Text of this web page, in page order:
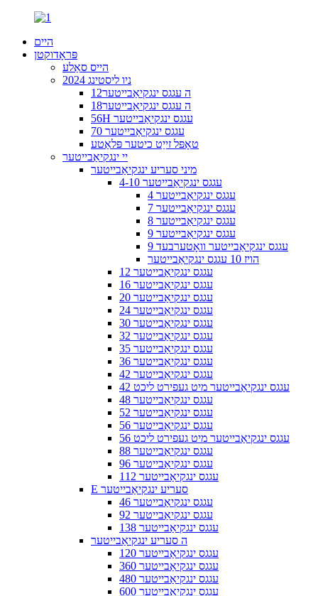
היים
פּראָדוקטן
הייס סאַלע
2024 ניו ליסטינג
12ה עגגס ינגקיאַבייטער
18ה עגגס ינגקיאַבייטער
56H עגגס ינגקיאַבייטער
70 עגגס ינגקיאַבייטער
טאָפּל זייַט כיטער פּלאַטע
יי ינגקיאַבייטער
מיני סעריע ינגקיאַבייטער
4-10 עגגס ינגקיאַבייטער
4 עגגס ינגקיאַבייטער
7 עגגס ינגקיאַבייטער
8 עגגס ינגקיאַבייטער
9 עגגס ינגקיאַבייטער
9 עגגס ינגקיאַבייטער וואָטערבעד
הויז 10 עגגס ינגקיאַבייטער
12 עגגס ינגקיאַבייטער
16 עגגס ינגקיאַבייטער
20 עגגס ינגקיאַבייטער
24 עגגס ינגקיאַבייטער
30 עגגס ינגקיאַבייטער
32 עגגס ינגקיאַבייטער
35 עגגס ינגקיאַבייטער
36 עגגס ינגקיאַבייטער
42 עגגס ינגקיאַבייטער
42 עגגס ינגקיאַבייטער מיט געפירט ליכט
48 עגגס ינגקיאַבייטער
52 עגגס ינגקיאַבייטער
56 עגגס ינגקיאַבייטער
56 עגגס ינגקיאַבייטער מיט געפירט ליכט
88 עגגס ינגקיאַבייטער
96 עגגס ינגקיאַבייטער
112 עגגס ינגקיאַבייטער
E סעריע ינגקיאַבייטער
46 עגגס ינגקיאַבייטער
92 עגגס ינגקיאַבייטער
138 עגגס ינגקיאַבייטער
ה סעריע ינגקיאַבייטער
120 עגגס ינגקיאַבייטער
360 עגגס ינגקיאַבייטער
480 עגגס ינגקיאַבייטער
600 עגגס ינגקיאַבייטער